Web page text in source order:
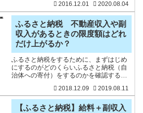
ら2,000円を除いた金額の税金が安くな
り、おまけに自治体から返礼品がもらえ
ますので、人気が高ま
2016.12.01 2020.08.04
ふるさと納税 不動産収入や副
収入があるときの限度額はどれ
だけ上がるか？
ふるさと納税をするために、まずはじめ
にするのがどのくらいふるさと納税（自
治体への寄付）をするのかを確認する
重要です。ふるさと納税は、寄付額から
2000円を除いた残りの金額は税金が安く
なる仕組みですが、得に
2018.12.09 2019.08.11
【ふるさと納税】給料＋副収入